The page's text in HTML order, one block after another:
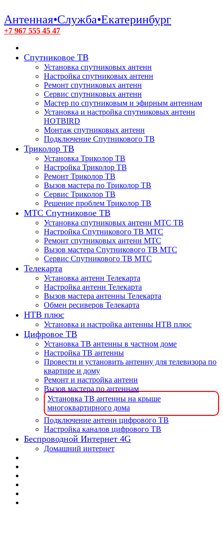
Антенная•Служба•Екатеринбург
+7 967 555 45 47
Спутниковое ТВ
Установка спутниковых антенн
Настройка спутниковых антенн
Ремонт спутниковых антенн
Сервис спутниковых антенн
Мастер по спутниковым и эфирным антеннам
Установка и настройка спутниковых антенн
HOTBIRD
Монтаж спутниковых антенн
Подключение Спутникового ТВ
Триколор ТВ
Установка Триколор ТВ
Настройка Триколор ТВ
Ремонт Триколор ТВ
Вызов мастера по Триколор ТВ
Сервис Триколор ТВ
Решение проблем Триколор ТВ
МТС Спутниковое ТВ
Установка спутниковых антенн МТС ТВ
Настройка Спутникового ТВ МТС
Ремонт спутниковых антенн МТС
Вызов мастера Спутникового ТВ МТС
Сервис Спутникового ТВ МТС
Телекарта
Установка антенн Телекарта
Настройка антенн Телекарта
Вызов мастера антенны Телекарта
Обмен ресиверов Телекарта
НТВ плюс
Установка и настройка антенны НТВ плюс
Цифровое ТВ
Установка ТВ антенны в частном доме
Настройка ТВ антенны
Провести и установить антенну для телевизора по
квартире и дому
Ремонт и настройка антенн
Вызов мастера по антеннам
Установка ТВ антенны на крыше
многоквартирного дома
Подключение антенн цифрового ТВ
Настройка каналов цифрового ТВ
Беспроводной Интернет 4G
Домашний интернет